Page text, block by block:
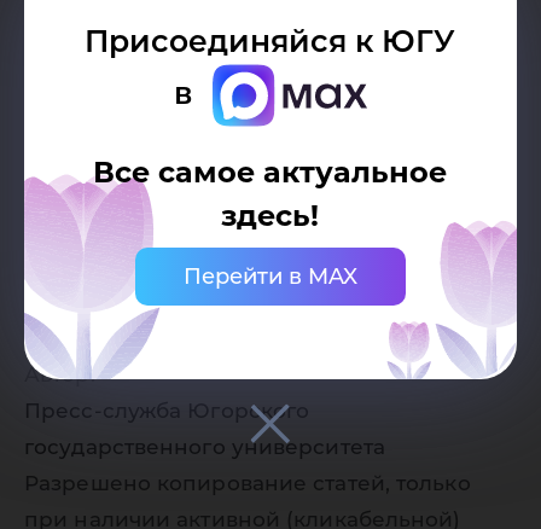
Присоединяйся к ЮГУ
в
Все самое актуальное
здесь!
Перейти в MAX
промежуточную и итоговую аттестацию и
получили удостоверение о прохождении
часов.
Дата публикации:
Автор:
Пресс-служба Югорского
государственного университета
Разрешено копирование статей, только
при наличии активной (кликабельной)